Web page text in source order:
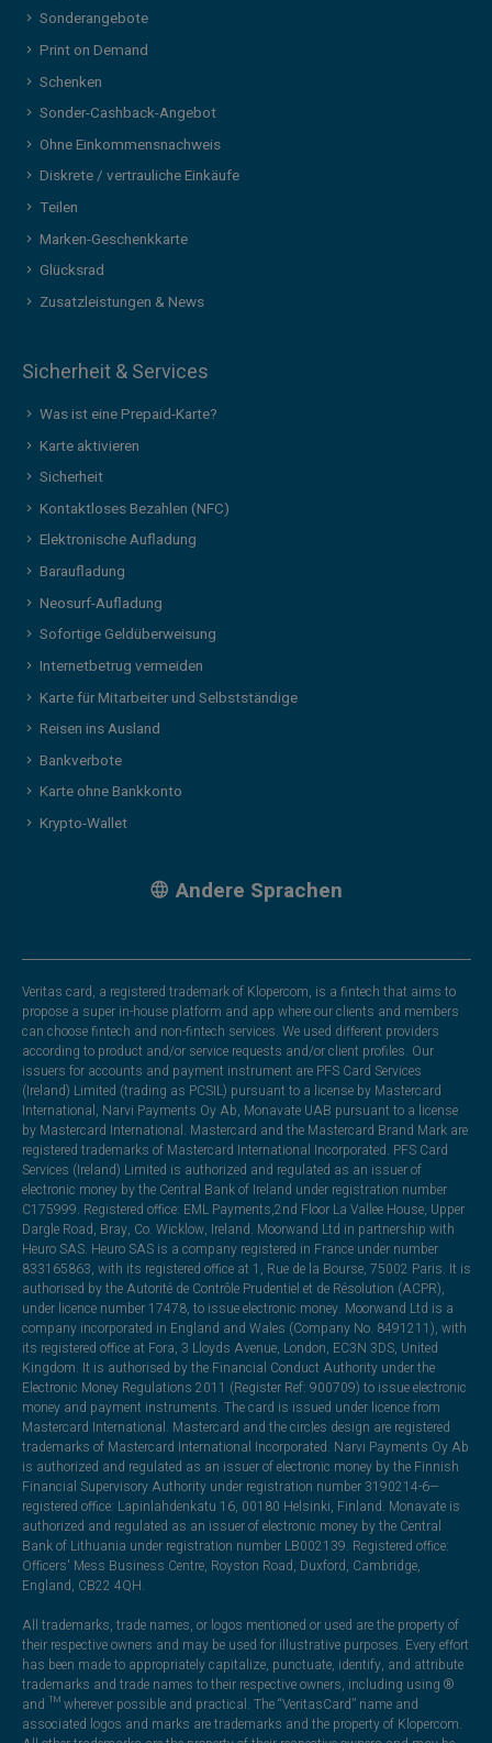
Sonderangebote
Print on Demand
Schenken
Sonder-Cashback-Angebot
Ohne Einkommensnachweis
Diskrete / vertrauliche Einkäufe
Teilen
Marken-Geschenkkarte
Glücksrad
Zusatzleistungen & News
Sicherheit & Services
Was ist eine Prepaid-Karte?
Karte aktivieren
Sicherheit
Kontaktloses Bezahlen (NFC)
Elektronische Aufladung
Baraufladung
Neosurf-Aufladung
Sofortige Geldüberweisung
Internetbetrug vermeiden
Karte für Mitarbeiter und Selbstständige
Reisen ins Ausland
Bankverbote
Karte ohne Bankkonto
Krypto-Wallet
Andere Sprachen
Veritas card, a registered trademark of Klopercom, is a fintech that aims to
propose a super in-house platform and app where our clients and members
can choose fintech and non-fintech services. We used different providers
according to product and/or service requests and/or client profiles. Our
issuers for accounts and payment instrument are PFS Card Services
(Ireland) Limited (trading as PCSIL) pursuant to a license by Mastercard
International, Narvi Payments Oy Ab, Monavate UAB pursuant to a license
by Mastercard International. Mastercard and the Mastercard Brand Mark are
registered trademarks of Mastercard International Incorporated. PFS Card
Services (Ireland) Limited is authorized and regulated as an issuer of
electronic money by the Central Bank of Ireland under registration number
C175999. Registered office: EML Payments,2nd Floor La Vallee House, Upper
Dargle Road, Bray, Co. Wicklow, Ireland. Moorwand Ltd in partnership with
Heuro SAS. Heuro SAS is a company registered in France under number
833165863, with its registered office at 1, Rue de la Bourse, 75002 Paris. It is
authorised by the Autorité de Contrôle Prudentiel et de Résolution (ACPR),
under licence number 17478, to issue electronic money. Moorwand Ltd is a
company incorporated in England and Wales (Company No. 8491211), with
its registered office at Fora, 3 Lloyds Avenue, London, EC3N 3DS, United
Kingdom. It is authorised by the Financial Conduct Authority under the
Electronic Money Regulations 2011 (Register Ref: 900709) to issue electronic
money and payment instruments. The card is issued under licence from
Mastercard International. Mastercard and the circles design are registered
trademarks of Mastercard International Incorporated. Narvi Payments Oy Ab
is authorized and regulated as an issuer of electronic money by the Finnish
Financial Supervisory Authority under registration number 3190214-6—
registered office: Lapinlahdenkatu 16, 00180 Helsinki, Finland. Monavate is
authorized and regulated as an issuer of electronic money by the Central
Bank of Lithuania under registration number LB002139. Registered office:
Officers' Mess Business Centre, Royston Road, Duxford, Cambridge,
England, CB22 4QH.
All trademarks, trade names, or logos mentioned or used are the property of
their respective owners and may be used for illustrative purposes. Every effort
has been made to appropriately capitalize, punctuate, identify, and attribute
trademarks and trade names to their respective owners, including using ®
and ™ wherever possible and practical. The “VeritasCard” name and
associated logos and marks are trademarks and the property of Klopercom.